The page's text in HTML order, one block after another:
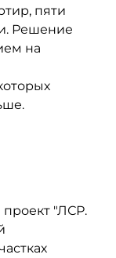
пяти
Решение
на
"ЛСР.